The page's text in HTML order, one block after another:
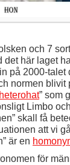
och 7
det här laget
på 2000-
normen blivit
heterohat” som
Limbo
skall få
att vi
är en
för